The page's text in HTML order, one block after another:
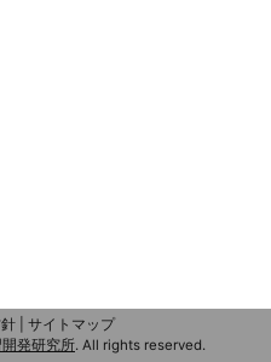
サイトマップ
発研究所. All rights reserved.